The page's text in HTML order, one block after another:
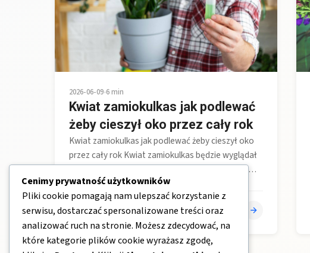
2026-06-09•6 min
Kwiat zamiokulkas jak podlewać
żeby cieszył oko przez cały rok
Kwiat zamiokulkas jak podlewać żeby cieszył oko
przez cały rok Kwiat zamiokulkas będzie wyglądał
świetnie, jeśli zastosujesz zasadę jak podlewać:…
OgrodPelenKwiatow.pl
← Poprzednie1234Następne →
Cenimy prywatność użytkowników
Pliki cookie pomagają nam ulepszać korzystanie z
serwisu, dostarczać spersonalizowane treści oraz
analizować ruch na stronie. Możesz zdecydować, na
które kategorie plików cookie wyrażasz zgodę,